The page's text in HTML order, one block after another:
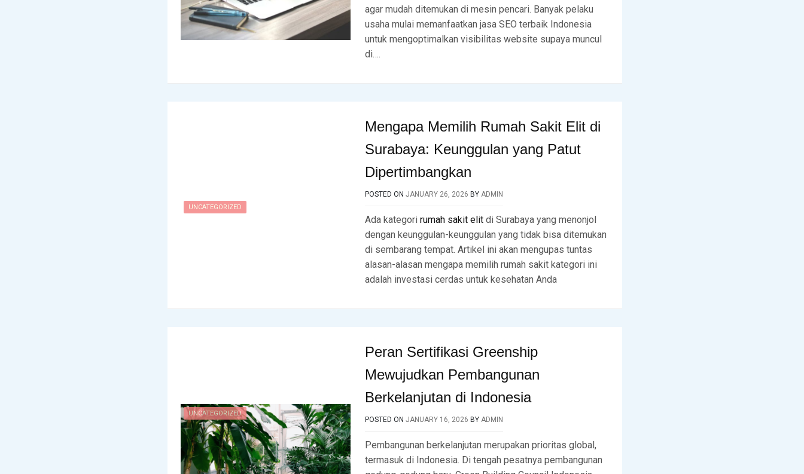
agar mudah ditemukan di mesin pencari. Banyak pelaku
usaha mulai memanfaatkan jasa SEO terbaik Indonesia
untuk mengoptimalkan visibilitas website supaya muncul
di….
UNCATEGORIZED
Mengapa Memilih Rumah Sakit Elit di
Surabaya: Keunggulan yang Patut
Dipertimbangkan
POSTED ONJANUARY 26, 2026 BYADMIN
Ada kategorirumah sakit elit di Surabaya yang menonjol
dengan keunggulan-keunggulan yang tidak bisa ditemukan
di sembarang tempat. Artikel ini akan mengupas tuntas
alasan-alasan mengapa memilih rumah sakit kategori ini
adalah investasi cerdas untuk kesehatan Anda
UNCATEGORIZED
Peran Sertifikasi Greenship
Mewujudkan Pembangunan
Berkelanjutan di Indonesia
POSTED ONJANUARY 16, 2026 BYADMIN
Pembangunan berkelanjutan merupakan prioritas global,
termasuk di Indonesia. Di tengah pesatnya pembangunan